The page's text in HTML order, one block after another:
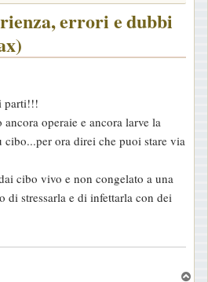
errori e dubbi
parti!!!
operaie e ancora larve la
cibo...per ora direi che puoi stare via
cibo vivo e non congelato a una
di stressarla e di infettarla con dei